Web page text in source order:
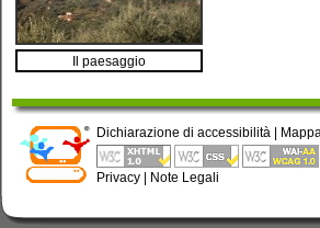
Il paesaggio
Dichiarazione di accessibilità | Mappa
Privacy | Note Legali